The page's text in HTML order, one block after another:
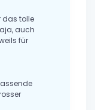
das tolle
auch
für